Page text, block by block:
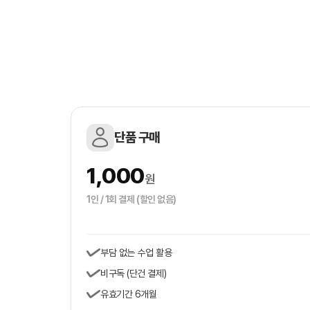
단품 구매
1,000원
1인 / 1회 결제 (할인 없음)
부담 없는 수업 활용
비구독 (단건 결제)
유효기간 6개월